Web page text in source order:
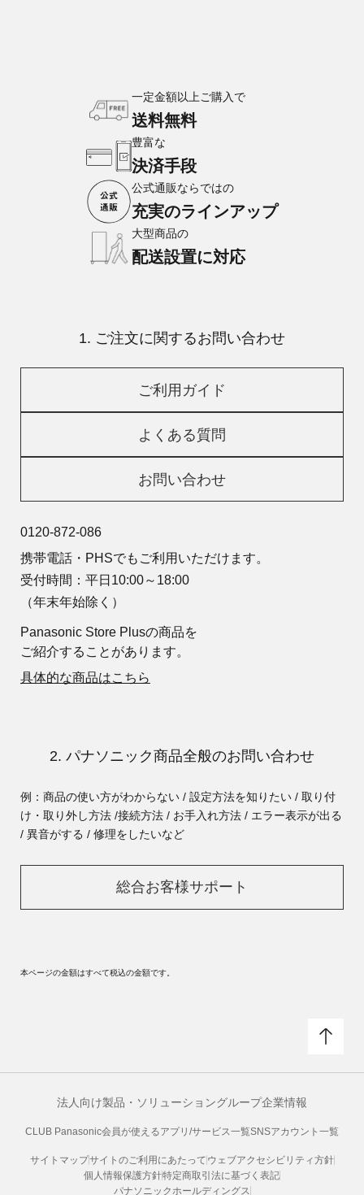
一定金額以上ご購入で
送料無料
豊富な
決済手段
公式通販ならではの
充実のラインアップ
大型商品の
配送設置に対応
1. ご注文に関するお問い合わせ
ご利用ガイド
よくある質問
お問い合わせ
0120-872-086
携帯電話・PHSでもご利用いただけます。
受付時間：平日10:00～18:00
（年末年始除く）
Panasonic Store Plusの商品を
ご紹介することがあります。
具体的な商品はこちら
2. パナソニック商品全般のお問い合わせ
例：商品の使い方がわからない / 設定方法を知りたい / 取り付
け・取り外し方法 /接続方法 / お手入れ方法 / エラー表示が出る
/ 異音がする / 修理をしたいなど
総合お客様サポート
本ページの金額はすべて税込の金額です。
法人向け製品・ソリューショングループ企業情報
CLUB Panasonic会員が使えるアプリ/サービス一覧SNSアカウント一覧
サイトマップサイトのご利用にあたって ウェブアクセシビリティ方針
個人情報保護方針特定商取引法に基づく表記
パナソニックホールディングス